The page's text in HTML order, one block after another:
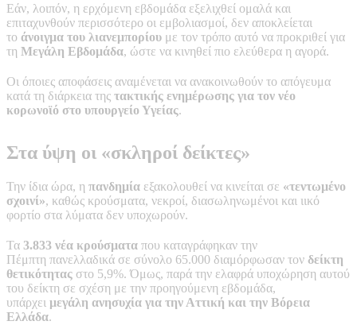
Εάν, λοιπόν, η ερχόμενη εβδομάδα εξελιχθεί ομαλά και
επιταχυνθούν περισσότερο οι εμβολιασμοί, δεν αποκλείεται
το άνοιγμα του λιανεμπορίου με τον τρόπο αυτό να προκριθεί για
τη Μεγάλη Εβδομάδα, ώστε να κινηθεί πιο ελεύθερα η αγορά.
Οι όποιες αποφάσεις αναμένεται να ανακοινωθούν το απόγευμα
κατά τη διάρκεια της τακτικής ενημέρωσης για τον νέο
κορωνοϊό στο υπουργείο Υγείας.
Στα ύψη οι «σκληροί δείκτες»
Την ίδια ώρα, η πανδημία εξακολουθεί να κινείται σε «τεντωμένο
σχοινί», καθώς κρούσματα, νεκροί, διασωληνωμένοι και ιικό
φορτίο στα λύματα δεν υποχωρούν.
Τα 3.833 νέα κρούσματα που καταγράφηκαν την
Πέμπτη πανελλαδικά σε σύνολο 65.000 διαμόρφωσαν τον δείκτη
θετικότητας στο 5,9%. Όμως, παρά την ελαφρά υποχώρηση αυτού
του δείκτη σε σχέση με την προηγούμενη εβδομάδα,
υπάρχει μεγάλη ανησυχία για την Αττική και την Βόρεια
Ελλάδα.